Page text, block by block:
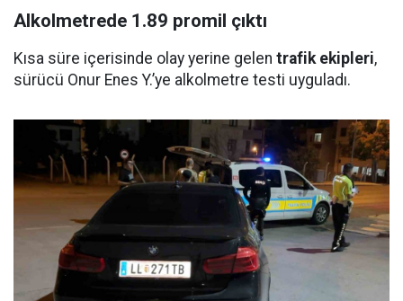
Alkolmetrede 1.89 promil çıktı
Kısa süre içerisinde olay yerine gelen trafik ekipleri,
sürücü Onur Enes Y.’ye alkolmetre testi uyguladı.